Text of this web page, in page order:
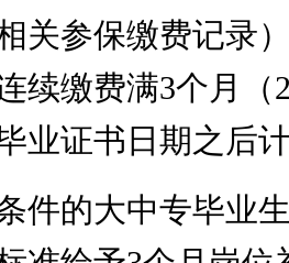
关参保缴费记录
续缴费满3个月（
业证书日期之后
的大中专毕业生